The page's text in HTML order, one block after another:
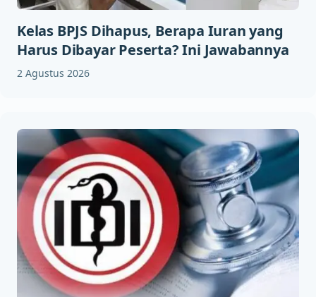
Kelas BPJS Dihapus, Berapa Iuran yang
Harus Dibayar Peserta? Ini Jawabannya
2 Agustus 2026